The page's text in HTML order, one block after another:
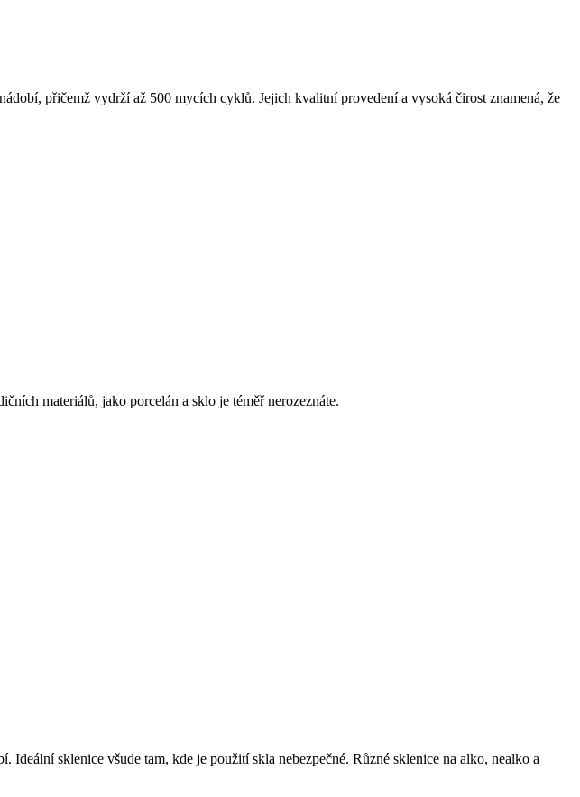
přičemž vydrží až 500 mycích cyklů. Jejich kvalitní provedení a vysoká čirost znamená, že
materiálů, jako porcelán a sklo je téměř nerozeznáte.
sklenice všude tam, kde je použití skla nebezpečné. Různé sklenice na alko, nealko a